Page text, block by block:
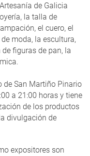
de Galicia
la talla de
el cuero, el
moda, la escultura,
figuras de pan, la
de San Martiño Pinario
a 21:00 horas y tiene
de los productos
divulgación de
expositores son